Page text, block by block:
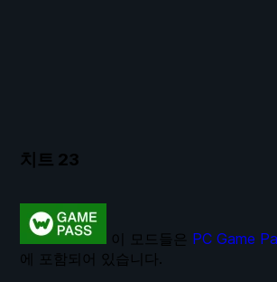
치트 23
이 모드들은 PC Game
에 포함되어 있습니다.